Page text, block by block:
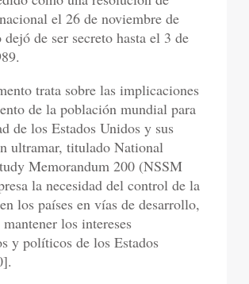
el 26 de noviembre de
de ser secreto hasta el 3 de
trata sobre las implicaciones
de la población mundial para
de los Estados Unidos y sus
ultramar, titulado National
Memorandum 200 (NSSM
la necesidad del control de la
los países en vías de desarrollo,
los intereses
y políticos de los Estados